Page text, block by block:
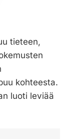
tieteen,
kohteesta.
luoti leviää